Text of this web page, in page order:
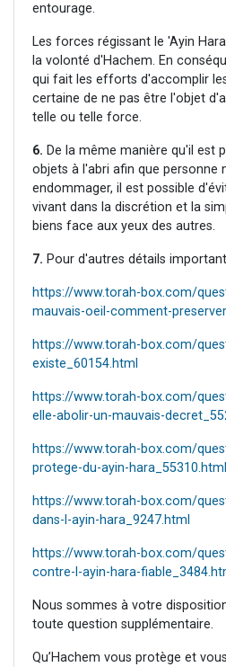
entourage.
Les forces régissant le 'Ayin
la volonté d'Hachem. En
qui fait les efforts d'accomplir
certaine de ne pas être l'objet
telle ou telle force.
6. De la même manière qu'il est
objets à l'abri afin que personne
endommager, il est possible
vivant dans la discrétion et la
biens face aux yeux des autres.
7. Pour d'autres détails
https://www.torah-box.com/
mauvais-oeil-comment-
https://www.torah-box.com/
existe_60154.html
https://www.torah-box.com/
elle-abolir-un-mauvais-
https://www.torah-box.com/
protege-du-ayin-hara_55310.html
https://www.torah-box.com/
dans-l-ayin-hara_9247.html
https://www.torah-box.com/
contre-l-ayin-hara-
Nous sommes à votre
toute question supplémentaire.
Qu’Hachem vous protège et